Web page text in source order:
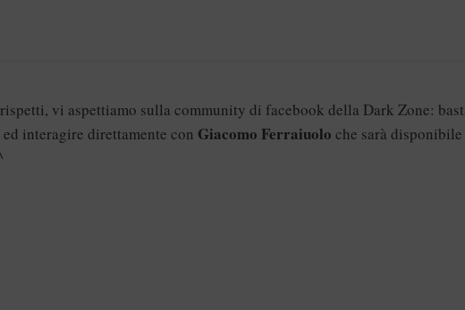
vi aspettiamo sulla community di facebook della Dark Zone:
interagire direttamente con Giacomo Ferraiuolo che sarà disponibile